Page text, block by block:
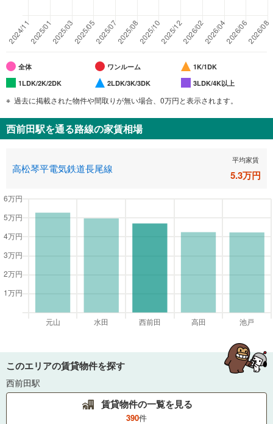
全体 ワンルーム
1K/1DK
1LDK/2K/2DK
2LDK/3K/3DK 3LDK/4K以上
過去に掲載された物件や間取りが無い場合、0万円と表示されます。
西前田駅を通る路線の家賃相場
高松琴平電気鉄道長尾線
平均家賃
5.3万円
このエリアの賃貸物件を探す
西前田駅
賃貸物件の一覧を見る
390件